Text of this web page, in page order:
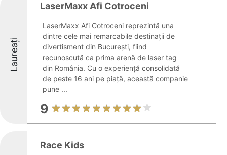
Laureați
LaserMaxx Afi Cotroceni
LaserMaxx Afi Cotroceni reprezintă una
dintre cele mai remarcabile destinații de
divertisment din București, fiind
recunoscută ca prima arenă de laser tag
din România. Cu o experiență consolidată
de peste 16 ani pe piață, această companie
pune ...
9
Race Kids